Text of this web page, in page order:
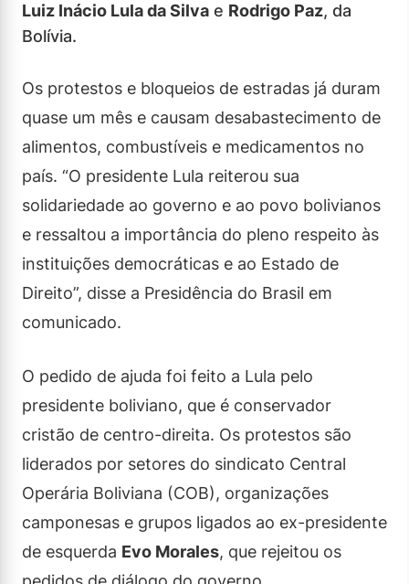
Luiz Inácio Lula da Silva e Rodrigo Paz, da
Bolívia.
Os protestos e bloqueios de estradas já duram
quase um mês e causam desabastecimento de
alimentos, combustíveis e medicamentos no
país. “O presidente Lula reiterou sua
solidariedade ao governo e ao povo bolivianos
e ressaltou a importância do pleno respeito às
instituições democráticas e ao Estado de
Direito”, disse a Presidência do Brasil em
comunicado.
O pedido de ajuda foi feito a Lula pelo
presidente boliviano, que é conservador
cristão de centro-direita. Os protestos são
liderados por setores do sindicato Central
Operária Boliviana (COB), organizações
camponesas e grupos ligados ao ex-presidente
de esquerda Evo Morales, que rejeitou os